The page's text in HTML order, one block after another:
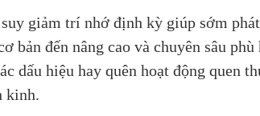
giảm trí nhớ định kỳ giúp sớm
bản đến nâng cao và chuyên sâu
dấu hiệu hay quên hoạt động quen
kinh.